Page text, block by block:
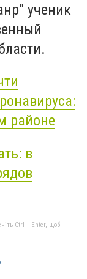
ученик
районе
в
Ctrl + Enter, щоб